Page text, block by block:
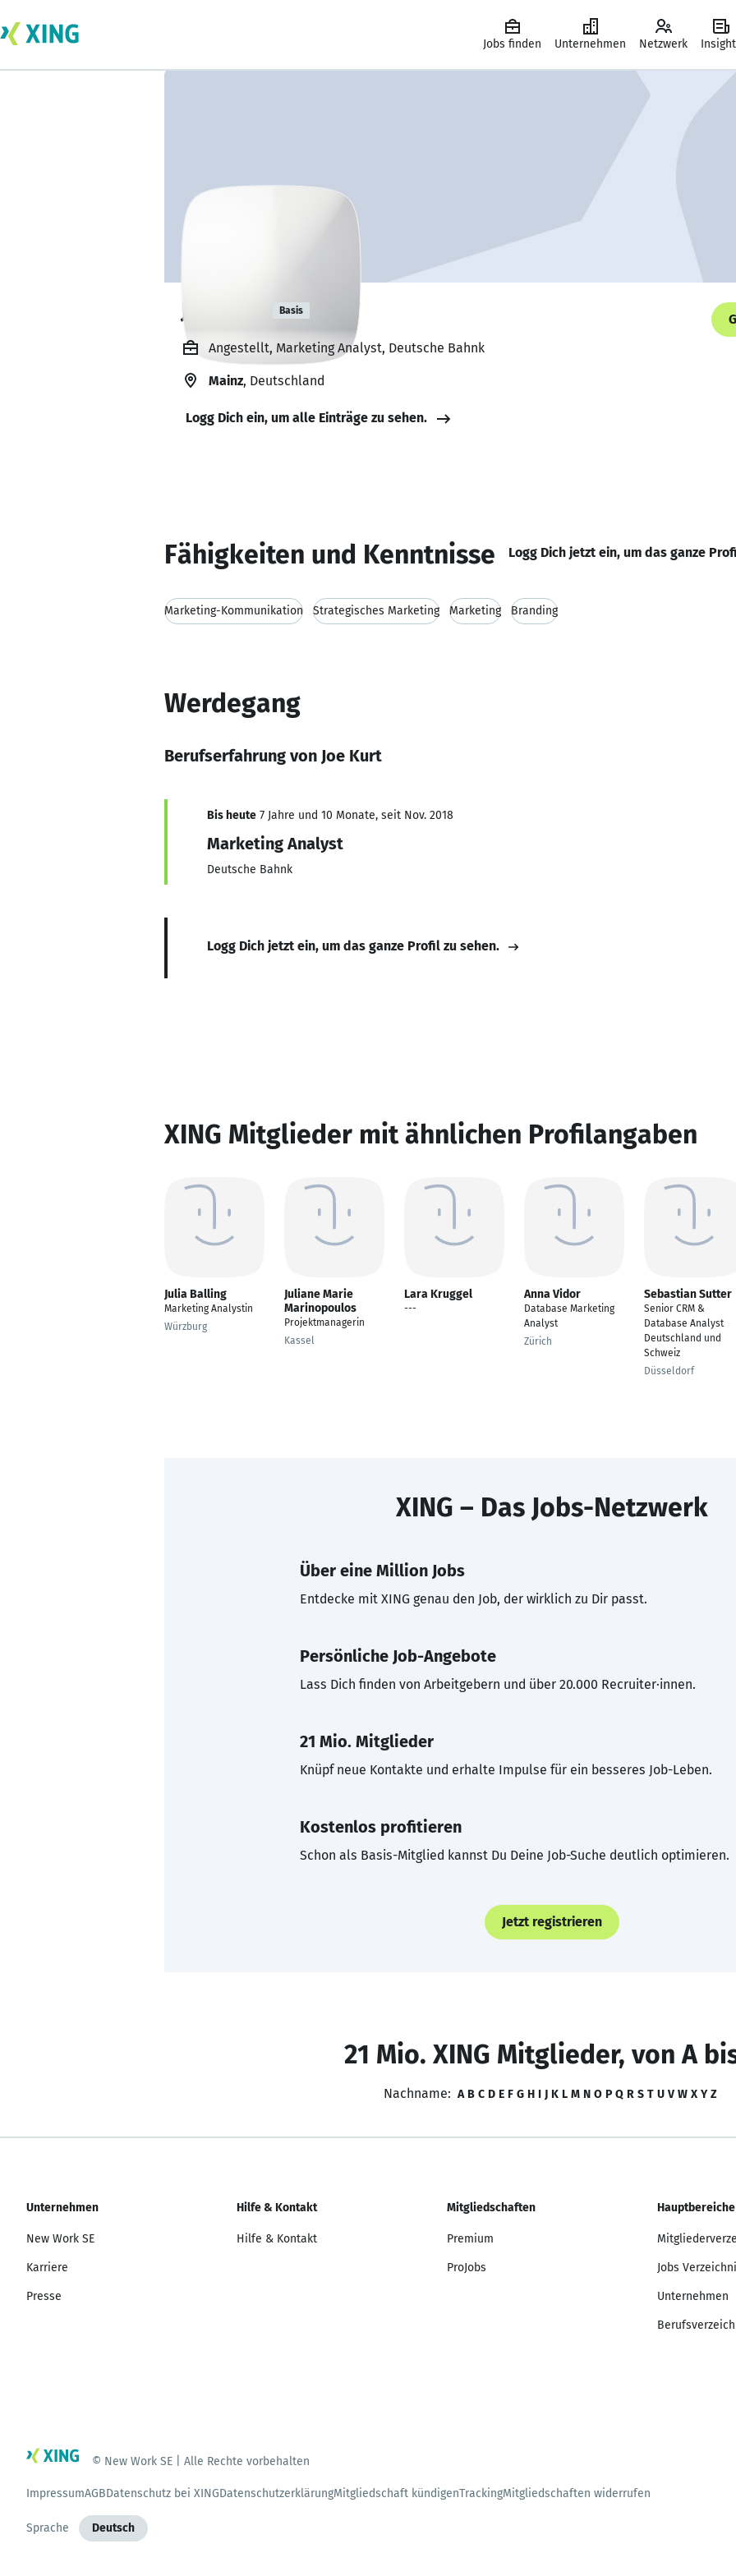
Jobs finden Unternehmen Netzwerk
Joe Kurt Basis
Angestellt, Marketing Analyst, Deutsche Bahnk
Mainz, Deutschland
Logg Dich ein, um alle Einträge zu sehen.
Fähigkeiten und Kenntnisse Logg Dich jetzt ein, um das ganze
Marketing-Kommunikation Strategisches Marketing Marketing Branding
Werdegang
Berufserfahrung von Joe Kurt
Bis heute 7 Jahre und 10 Monate, seit Nov. 2018
Marketing Analyst
Deutsche Bahnk
Logg Dich jetzt ein, um das ganze Profil zu sehen.
XING Mitglieder mit ähnlichen Profilangaben
Julia Balling
Marketing Analystin
Würzburg
Juliane Marie
Marinopoulos
Projektmanagerin
Kassel
Lara Kruggel
---
Anna Vidor
Database Marketing
Analyst
Zürich
Sebastian Sutter
Senior CRM &
Database Analyst
Deutschland und
Schweiz
Düsseldorf
XING – Das Jobs-Netzwerk
Über eine Million Jobs
Entdecke mit XING genau den Job, der wirklich zu Dir passt.
Persönliche Job-Angebote
Lass Dich finden von Arbeitgebern und über 20.000 Recruiter·innen.
21 Mio. Mitglieder
Knüpf neue Kontakte und erhalte Impulse für ein besseres Job-Leben.
Kostenlos profitieren
Schon als Basis-Mitglied kannst Du Deine Job-Suche deutlich optimieren.
Jetzt registrieren
21 Mio. XING Mitglieder, von A
Nachname: A B C D E F G H I J K L M N O P Q R S T U V W X Y Z
Unternehmen
New Work SE
Karriere
Presse
Hilfe & Kontakt
Hilfe & Kontakt
Mitgliedschaften
Premium
ProJobs
Hauptbereiche
Jobs
Unternehmen
© New Work SE | Alle Rechte vorbehalten
ImpressumAGBDatenschutz bei XINGDatenschutzerklärungMitgliedschaft kündigenTrackingMitgliedschaften widerrufen
Sprache Deutsch